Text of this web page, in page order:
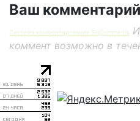
Ваш
Система комментирования SigComments
коммент возможно в